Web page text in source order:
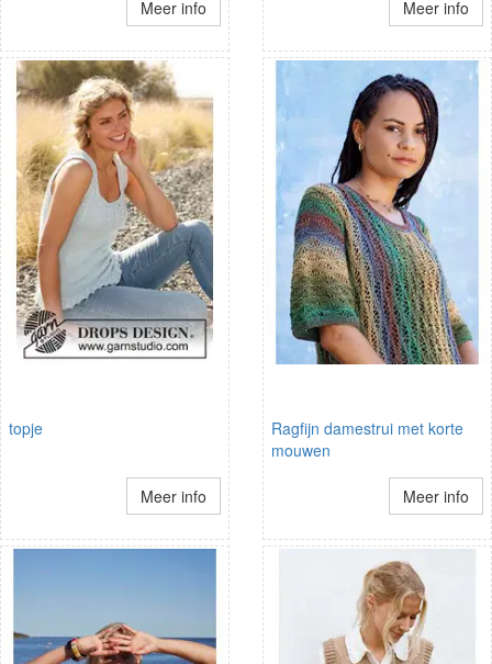
Meer info Meer info
topje
Meer info
Ragfijn damestrui met korte
mouwen
Meer info